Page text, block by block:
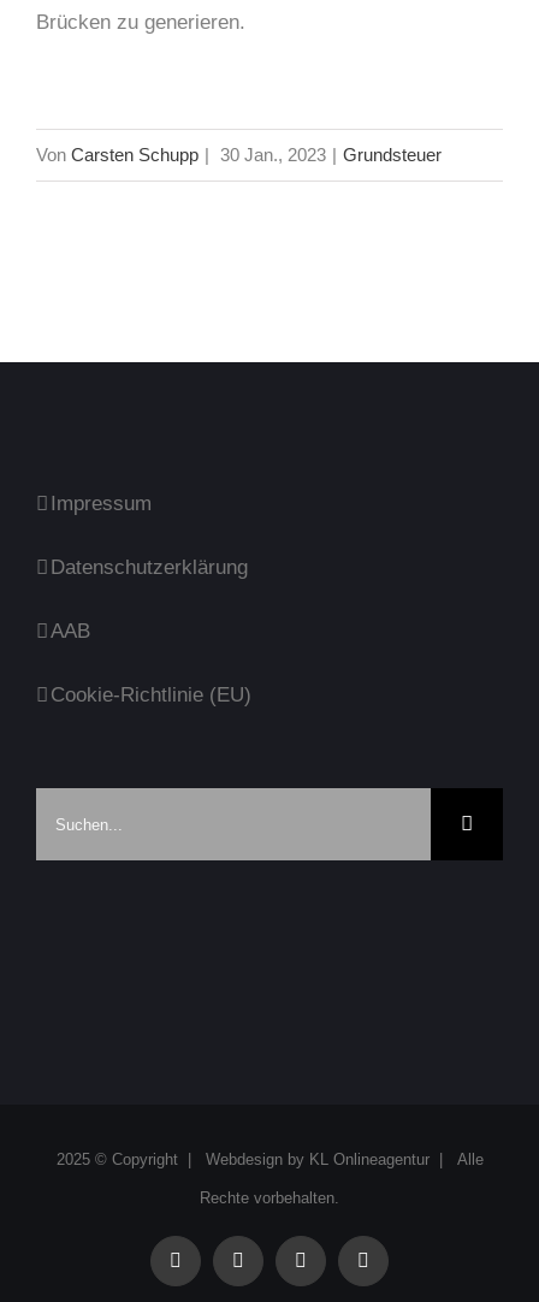
Brücken zu generieren.
Von Carsten Schupp | 30 Jan., 2023 | Grundsteuer
Impressum
Datenschutzerklärung
AAB
Cookie-Richtlinie (EU)
2025 © Copyright | Webdesign by KL Onlineagentur| Alle
Rechte vorbehalten.
facebook instagram linkedin xing